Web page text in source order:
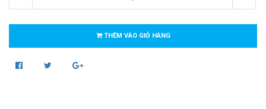
THÊM VÀO GIỎ HÀNG